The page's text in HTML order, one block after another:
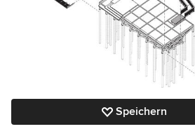
Speichern